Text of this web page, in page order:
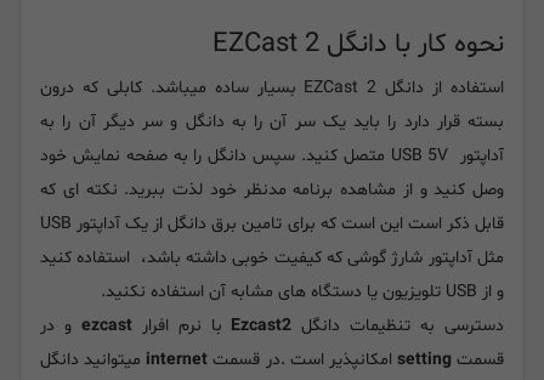
نحوه کار با دانگل EZCast 2
استفاده از دانگل EZCast 2 بسیار ساده میباشد. کابلی که درون
بسته قرار دارد را باید یک سر آن را به دانگل و سر دیگر آن را به
آداپتور USB 5V متصل کنید. سپس دانگل را به صفحه نمایش خود
وصل کنید و از مشاهده برنامه مدنظر خود لذت ببرید. نکته ای که
قابل ذکر است این است که برای تامین برق دانگل از یک آداپتور USB
مثل آداپتور شارژ گوشی که کیفیت خوبی داشته باشد، استفاده کنید
و از USB تلویزیون یا دستگاه های مشابه آن استفاده نکنید.
دسترسی به تنظیمات دانگل Ezcast2 با نرم افرارezcast و در
قسمت setting امکانپذیر است .در قسمت internet میتوانید دانگل